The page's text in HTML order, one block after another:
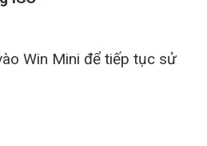
Win Mini để tiếp tục sử